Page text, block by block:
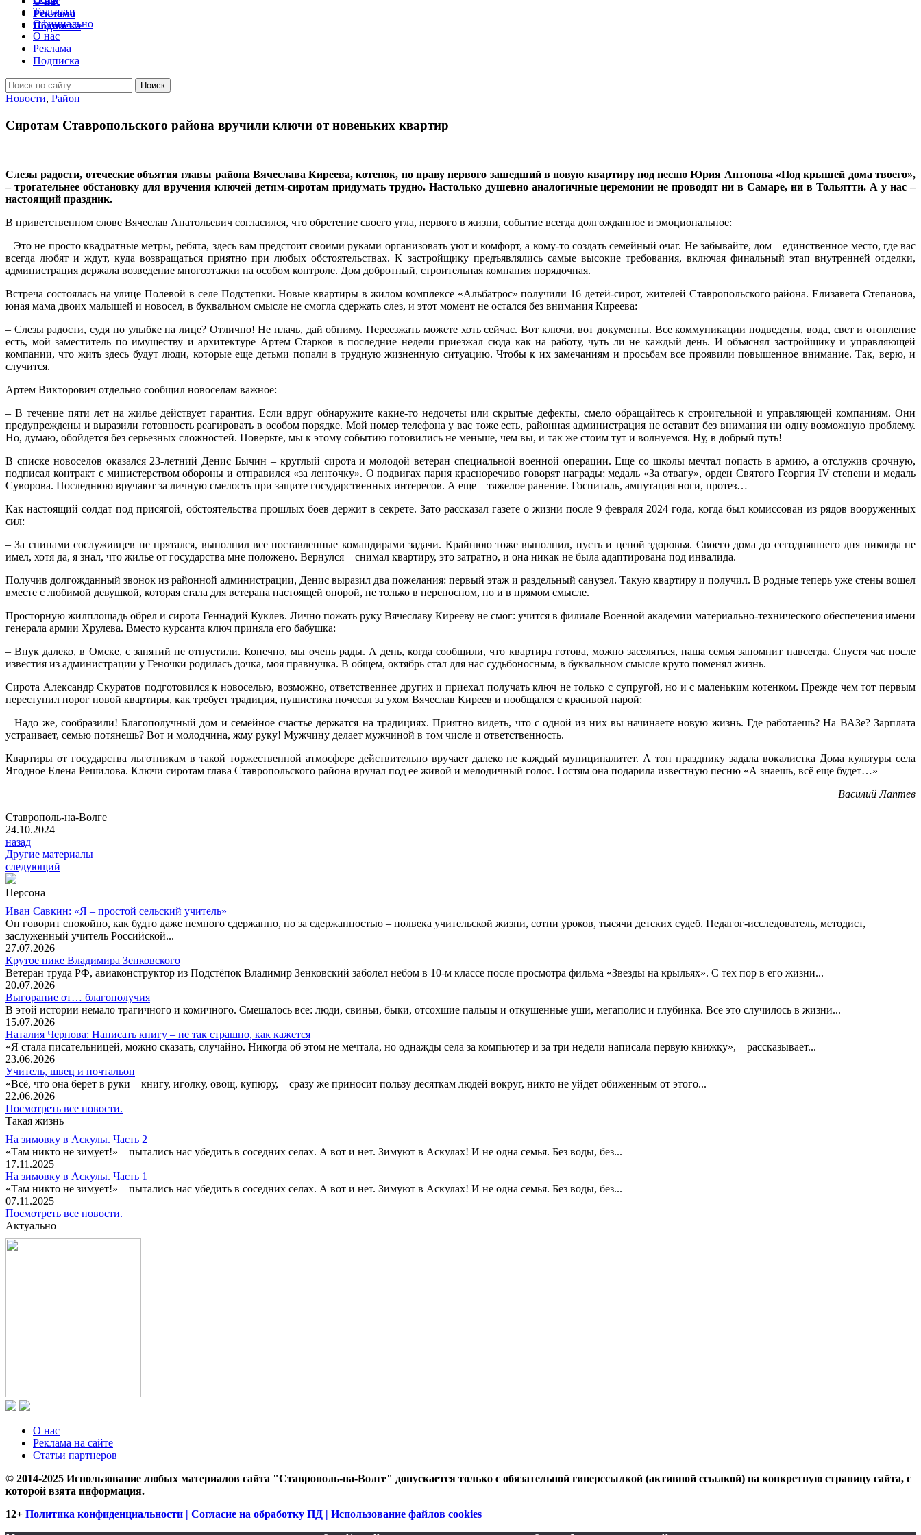
Тольятти
Официально
О нас
Реклама
Подписка
Новости, Район
Сиротам Ставропольского района вручили ключи от новеньких квартир
Слезы радости, отеческие объятия главы района Вячеслава Киреева, котенок, по праву первого зашедший в новую квартиру под песню Юрия Антонова «Под крышей дома твоего»,
– трогательнее обстановку для вручения ключей детям-сиротам придумать трудно. Настолько душевно аналогичные церемонии не проводят ни в Самаре, ни в Тольятти. А у нас –
настоящий праздник.
В приветственном слове Вячеслав Анатольевич согласился, что обретение своего угла, первого в жизни, событие всегда долгожданное и эмоциональное:
– Это не просто квадратные метры, ребята, здесь вам предстоит своими руками организовать уют и комфорт, а кому-то создать семейный очаг. Не забывайте, дом – единственное место, где вас
всегда любят и ждут, куда возвращаться приятно при любых обстоятельствах. К застройщику предъявлялись самые высокие требования, включая финальный этап внутренней отделки,
администрация держала возведение многоэтажки на особом контроле. Дом добротный, строительная компания порядочная.
Встреча состоялась на улице Полевой в селе Подстепки. Новые квартиры в жилом комплексе «Альбатрос» получили 16 детей-сирот, жителей Ставропольского района. Елизавета Степанова,
юная мама двоих малышей и новосел, в буквальном смысле не смогла сдержать слез, и этот момент не остался без внимания Киреева:
– Слезы радости, судя по улыбке на лице? Отлично! Не плачь, дай обниму. Переезжать можете хоть сейчас. Вот ключи, вот документы. Все коммуникации подведены, вода, свет и отопление
есть, мой заместитель по имуществу и архитектуре Артем Старков в последние недели приезжал сюда как на работу, чуть ли не каждый день. И объяснял застройщику и управляющей
компании, что жить здесь будут люди, которые еще детьми попали в трудную жизненную ситуацию. Чтобы к их замечаниям и просьбам все проявили повышенное внимание. Так, верю, и
случится.
Артем Викторович отдельно сообщил новоселам важное:
– В течение пяти лет на жилье действует гарантия. Если вдруг обнаружите какие-то недочеты или скрытые дефекты, смело обращайтесь к строительной и управляющей компаниям. Они
предупреждены и выразили готовность реагировать в особом порядке. Мой номер телефона у вас тоже есть, районная администрация не оставит без внимания ни одну возможную проблему.
Но, думаю, обойдется без серьезных сложностей. Поверьте, мы к этому событию готовились не меньше, чем вы, и так же стоим тут и волнуемся. Ну, в добрый путь!
В списке новоселов оказался 23-летний Денис Бычин – круглый сирота и молодой ветеран специальной военной операции. Еще со школы мечтал попасть в армию, а отслужив срочную,
подписал контракт с министерством обороны и отправился «за ленточку». О подвигах парня красноречиво говорят награды: медаль «За отвагу», орден Святого Георгия IV степени и медаль
Суворова. Последнюю вручают за личную смелость при защите государственных интересов. А еще – тяжелое ранение. Госпиталь, ампутация ноги, протез…
Как настоящий солдат под присягой, обстоятельства прошлых боев держит в секрете. Зато рассказал газете о жизни после 9 февраля 2024 года, когда был комиссован из рядов вооруженных
сил:
– За спинами сослуживцев не прятался, выполнил все поставленные командирами задачи. Крайнюю тоже выполнил, пусть и ценой здоровья. Своего дома до сегодняшнего дня никогда не
имел, хотя да, я знал, что жилье от государства мне положено. Вернулся – снимал квартиру, это затратно, и она никак не была адаптирована под инвалида.
Получив долгожданный звонок из районной администрации, Денис выразил два пожелания: первый этаж и раздельный санузел. Такую квартиру и получил. В родные теперь уже стены вошел
вместе с любимой девушкой, которая стала для ветерана настоящей опорой, не только в переносном, но и в прямом смысле.
Просторную жилплощадь обрел и сирота Геннадий Куклев. Лично пожать руку Вячеславу Кирееву не смог: учится в филиале Военной академии материально-технического обеспечения имени
генерала армии Хрулева. Вместо курсанта ключ приняла его бабушка:
– Внук далеко, в Омске, с занятий не отпустили. Конечно, мы очень рады. А день, когда сообщили, что квартира готова, можно заселяться, наша семья запомнит навсегда. Спустя час после
известия из администрации у Геночки родилась дочка, моя правнучка. В общем, октябрь стал для нас судьбоносным, в буквальном смысле круто поменял жизнь.
Сирота Александр Скуратов подготовился к новоселью, возможно, ответственнее других и приехал получать ключ не только с супругой, но и с маленьким котенком. Прежде чем тот первым
переступил порог новой квартиры, как требует традиция, пушистика почесал за ухом Вячеслав Киреев и пообщался с красивой парой:
– Надо же, сообразили! Благополучный дом и семейное счастье держатся на традициях. Приятно видеть, что с одной из них вы начинаете новую жизнь. Где работаешь? На ВАЗе? Зарплата
устраивает, семью потянешь? Вот и молодчина, жму руку! Мужчину делает мужчиной в том числе и ответственность.
Квартиры от государства льготникам в такой торжественной атмосфере действительно вручает далеко не каждый муниципалитет. А тон празднику задала вокалистка Дома культуры села
Ягодное Елена Решилова. Ключи сиротам глава Ставропольского района вручал под ее живой и мелодичный голос. Гостям она подарила известную песню «А знаешь, всё еще будет…»
Василий Лаптев
Ставрополь-на-Волге
24.10.2024
назад
Другие материалы
следующий
Персона
Иван Савкин: «Я – простой сельский учитель»
Он говорит спокойно, как будто даже немного сдержанно, но за сдержанностью – полвека учительской жизни, сотни уроков, тысячи детских судеб. Педагог-исследователь, методист,
заслуженный учитель Российской...
27.07.2026
Крутое пике Владимира Зенковского
Ветеран труда РФ, авиаконструктор из Подстёпок Владимир Зенковский заболел небом в 10-м классе после просмотра фильма «Звезды на крыльях». С тех пор в его жизни...
20.07.2026
Выгорание от… благополучия
В этой истории немало трагичного и комичного. Смешалось все: люди, свиньи, быки, отсохшие пальцы и откушенные уши, мегаполис и глубинка. Все это случилось в жизни...
15.07.2026
Наталия Чернова: Написать книгу – не так страшно, как кажется
«Я стала писательницей, можно сказать, случайно. Никогда об этом не мечтала, но однажды села за компьютер и за три недели написала первую книжку», – рассказывает...
23.06.2026
Учитель, швец и почтальон
«Всё, что она берет в руки – книгу, иголку, овощ, купюру, – сразу же приносит пользу десяткам людей вокруг, никто не уйдет обиженным от этого...
22.06.2026
Посмотреть все новости.
Такая жизнь
На зимовку в Аскулы. Часть 2
«Там никто не зимует!» – пытались нас убедить в соседних селах. А вот и нет. Зимуют в Аскулах! И не одна семья. Без воды, без...
17.11.2025
На зимовку в Аскулы. Часть 1
«Там никто не зимует!» – пытались нас убедить в соседних селах. А вот и нет. Зимуют в Аскулах! И не одна семья. Без воды, без...
07.11.2025
Посмотреть все новости.
Актуально
О нас
Реклама на сайте
Статьи партнеров
© 2014-2025 Использование любых материалов сайта "Ставрополь-на-Волге" допускается только с обязательной гиперссылкой (активной ссылкой) на конкретную страницу сайта, с
которой взята информация.
12+ Политика конфиденциальности | Согласие на обработку ПД | Использование файлов cookies
Реклама
Подписка